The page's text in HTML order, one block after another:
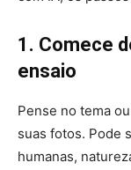
1. Comece
ensaio
Pense no tema
suas fotos. Pode
humanas,